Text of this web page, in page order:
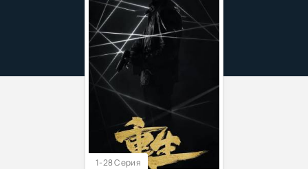
1-28 Серия